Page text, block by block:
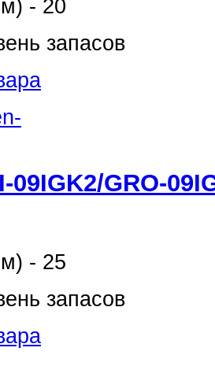
- 20
запасов
09IGK2/GRO-
- 25
запасов